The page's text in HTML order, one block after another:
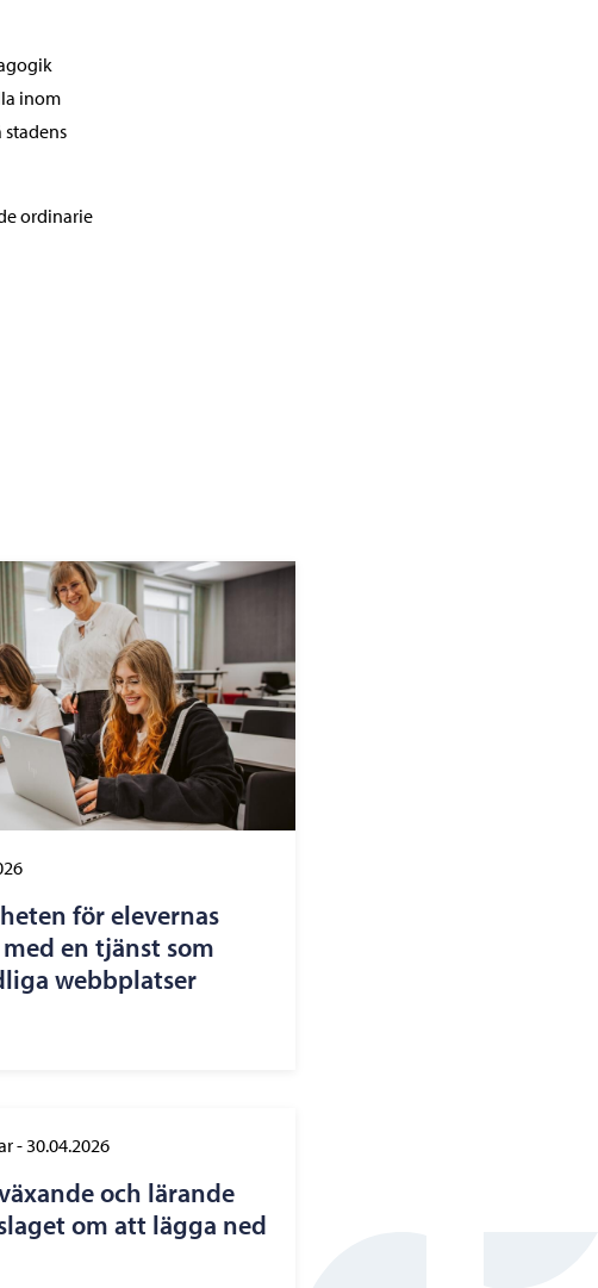
inom
ordinarie
för elevernas
en tjänst som
webbplatser
-30.04.2026
och lärande
om att lägga ned